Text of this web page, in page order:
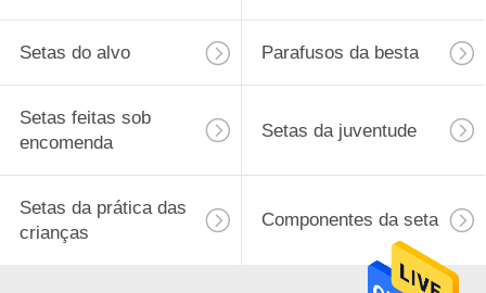
Setas do alvo Parafusos da besta
Setas feitas sob
encomenda
Setas da juventude
Setas da prática das
crianças
Componentes da seta